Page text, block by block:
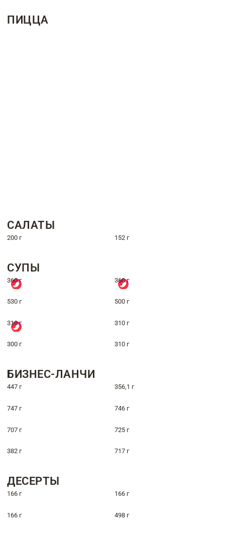
ПИЦЦА
САЛАТЫ
200 г 152 г
СУПЫ
360 г 360 г
530 г 500 г
310 г 310 г
300 г 310 г
БИЗНЕС-ЛАНЧИ
447 г 356,1 г
747 г 746 г
707 г 725 г
382 г 717 г
ДЕСЕРТЫ
166 г 166 г
166 г 498 г